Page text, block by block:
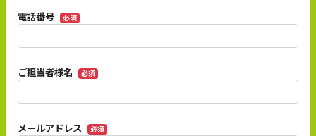
電話番号 必須
ご担当者様名 必須
メールアドレス 必須